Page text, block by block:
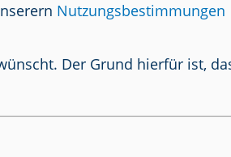
Nutzungsbestimmungen
Der Grund hierfür ist,